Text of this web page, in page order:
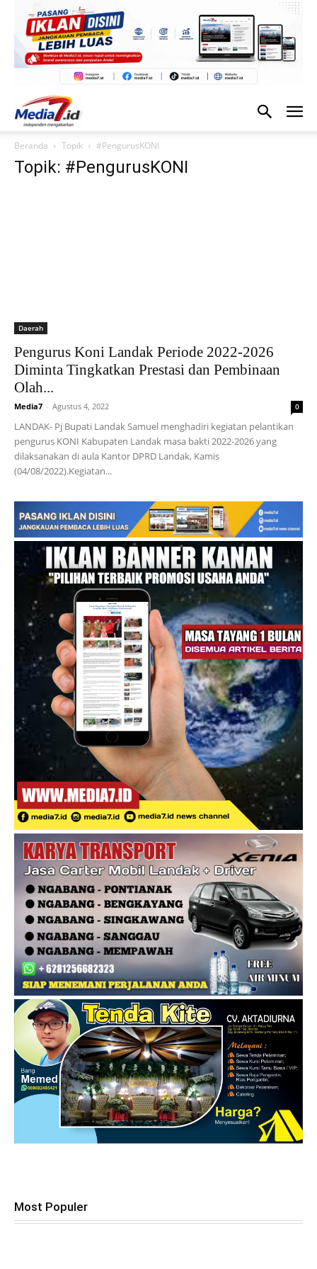
Beranda Topik #PengurusKONI
Topik: #PengurusKONI
Daerah
Pengurus Koni Landak Periode 2022-2026
Diminta Tingkatkan Prestasi dan Pembinaan
Olah...
Media7 - Agustus 4, 2022 0
LANDAK- Pj Bupati Landak Samuel menghadiri kegiatan pelantikan
pengurus KONI Kabupaten Landak masa bakti 2022-2026 yang
dilaksanakan di aula Kantor DPRD Landak, Kamis
(04/08/2022).Kegiatan...
Most Populer